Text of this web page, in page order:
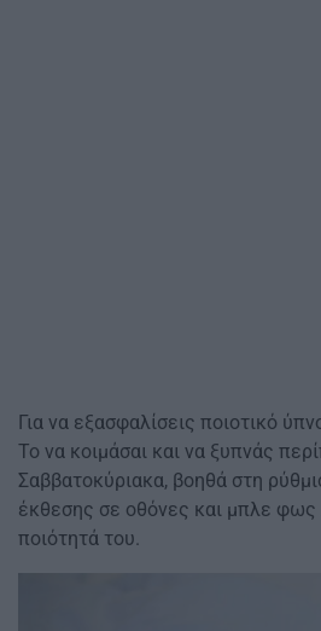
Για να εξασφαλίσεις ποιοτικό
Το να κοιμάσαι και να ξυπνάς
Σαββατοκύριακα, βοηθά στη
έκθεσης σε οθόνες και μπλε φως
ποιότητά του.